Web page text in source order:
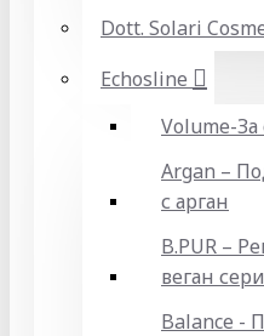
Dott. Solari
Echosline
Volume-За
Argan –
с арган
B.PUR –
веган
Balance -